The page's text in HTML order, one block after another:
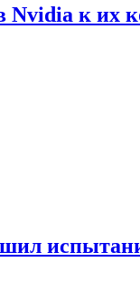
Nvidia к их